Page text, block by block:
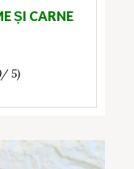
ȘI CARNE
5)